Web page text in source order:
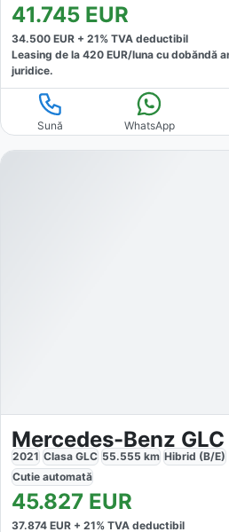
41.745 EUR
34.500 EUR + 21% TVA deductibil
Leasing de la 420 EUR/luna cu dobăndă
juridice.
Sună WhatsApp
2021 Clasa GLC 55.555 km Hibrid (B/E)
Cutie automată
45.827 EUR
37.874 EUR + 21% TVA deductibil